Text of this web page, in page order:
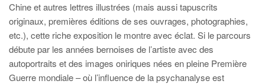
Chine et autres lettres illustrées (mais aussi tapuscrits
originaux, premières éditions de ses ouvrages, photographies,
etc.), cette riche exposition le montre avec éclat. Si le parcours
débute par les années bernoises de l’artiste avec des
autoportraits et des images oniriques nées en pleine Première
Guerre mondiale – où l’influence de la psychanalyse est